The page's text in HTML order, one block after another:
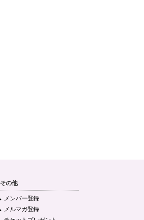
その他
メンバー登録
メルマガ登録